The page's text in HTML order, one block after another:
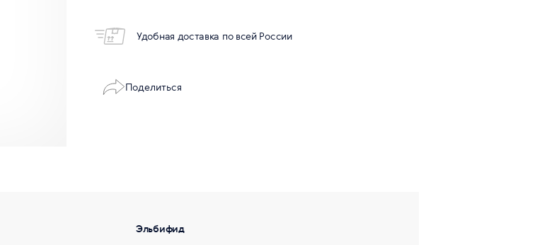
Удобная доставка по всей России
Поделиться
Эльбифид